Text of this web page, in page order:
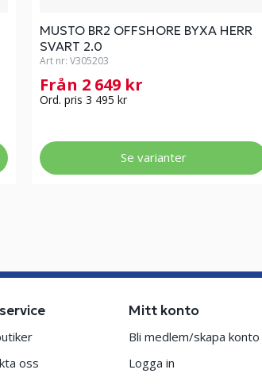
MUSTO BR2 OFFSHORE BYXA HERR
SVART 2.0
Art nr: V305203
Från 2 649 kr
Ord. pris 3 495 kr
Se varianter
oss
Mitt konto
Bli medlem/skapa konto
Logga in